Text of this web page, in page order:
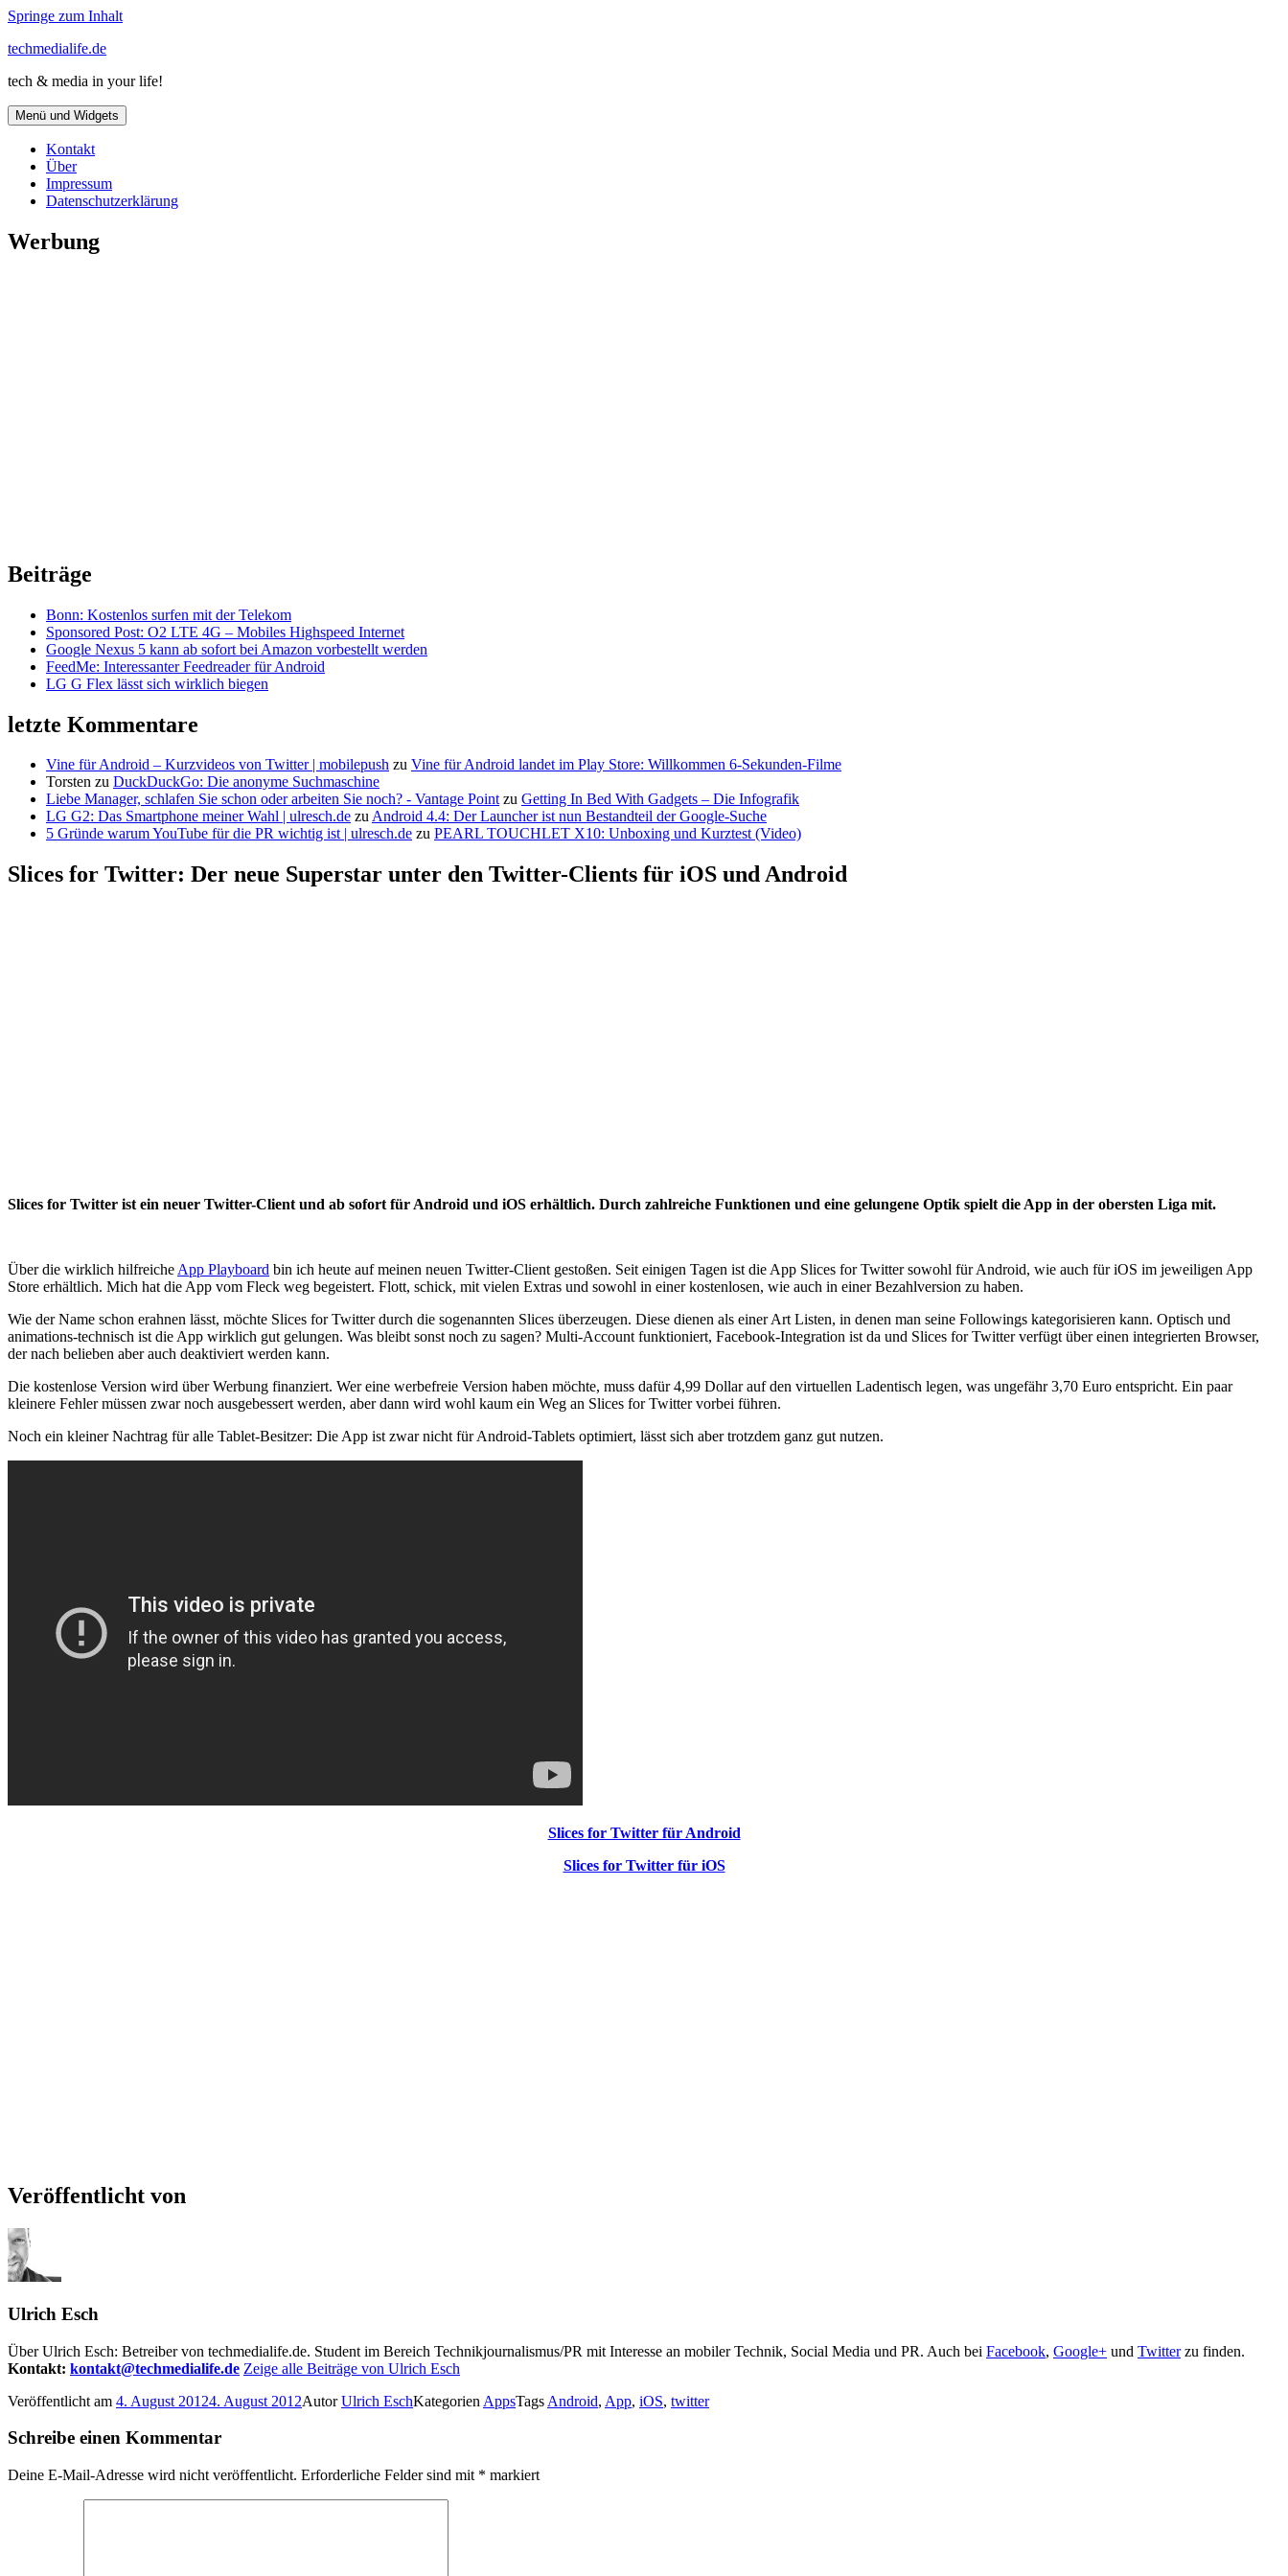
Springe zum Inhalt
techmedialife.de
tech & media in your life!
Menü und Widgets
Kontakt
Über
Impressum
Datenschutzerklärung
Werbung
Beiträge
Bonn: Kostenlos surfen mit der Telekom
Sponsored Post: O2 LTE 4G – Mobiles Highspeed Internet
Google Nexus 5 kann ab sofort bei Amazon vorbestellt werden
FeedMe: Interessanter Feedreader für Android
LG G Flex lässt sich wirklich biegen
letzte Kommentare
Vine für Android – Kurzvideos von Twitter | mobilepush zu Vine für Android landet im Play Store: Willkommen 6-Sekunden-Filme
Torsten zu DuckDuckGo: Die anonyme Suchmaschine
Liebe Manager, schlafen Sie schon oder arbeiten Sie noch? - Vantage Pointzu Getting In Bed With Gadgets – Die Infografik
LG G2: Das Smartphone meiner Wahl | ulresch.de zuAndroid 4.4: Der Launcher ist nun Bestandteil der Google-Suche
5 Gründe warum YouTube für die PR wichtig ist | ulresch.de zu PEARL TOUCHLET X10: Unboxing und Kurztest (Video)
Slices for Twitter: Der neue Superstar unter den Twitter-Clients für iOS und Android
Slices for Twitter ist ein neuer Twitter-Client und ab sofort für Android und iOS erhältlich. Durch zahlreiche Funktionen und eine gelungene Optik spielt die App in der obersten Liga mit.
Über die wirklich hilfreiche App Playboard bin ich heute auf meinen neuen Twitter-Client gestoßen. Seit einigen Tagen ist die App Slices for Twitter sowohl für Android, wie auch für iOS im jeweiligen App
Store erhältlich. Mich hat die App vom Fleck weg begeistert. Flott, schick, mit vielen Extras und sowohl in einer kostenlosen, wie auch in einer Bezahlversion zu haben.
Wie der Name schon erahnen lässt, möchte Slices for Twitter durch die sogenannten Slices überzeugen. Diese dienen als einer Art Listen, in denen man seine Followings kategorisieren kann. Optisch und
animations-technisch ist die App wirklich gut gelungen. Was bleibt sonst noch zu sagen? Multi-Account funktioniert, Facebook-Integration ist da und Slices for Twitter verfügt über einen integrierten Browser,
der nach belieben aber auch deaktiviert werden kann.
Die kostenlose Version wird über Werbung finanziert. Wer eine werbefreie Version haben möchte, muss dafür 4,99 Dollar auf den virtuellen Ladentisch legen, was ungefähr 3,70 Euro entspricht. Ein paar
kleinere Fehler müssen zwar noch ausgebessert werden, aber dann wird wohl kaum ein Weg an Slices for Twitter vorbei führen.
Noch ein kleiner Nachtrag für alle Tablet-Besitzer: Die App ist zwar nicht für Android-Tablets optimiert, lässt sich aber trotzdem ganz gut nutzen.
Slices for Twitter für Android
Slices for Twitter für iOS
Veröffentlicht von
Ulrich Esch
Über Ulrich Esch: Betreiber von techmedialife.de. Student im Bereich Technikjournalismus/PR mit Interesse an mobiler Technik, Social Media und PR. Auch bei Facebook, Google+ und Twitterzu finden.
Kontakt: kontakt@techmedialife.de Zeige alle Beiträge von Ulrich Esch
Veröffentlicht am 4. August 20124. August 2012AutorUlrich EschKategorien AppsTags Android, App, iOS, twitter
Schreibe einen Kommentar
Deine E-Mail-Adresse wird nicht veröffentlicht. Erforderliche Felder sind mit * markiert